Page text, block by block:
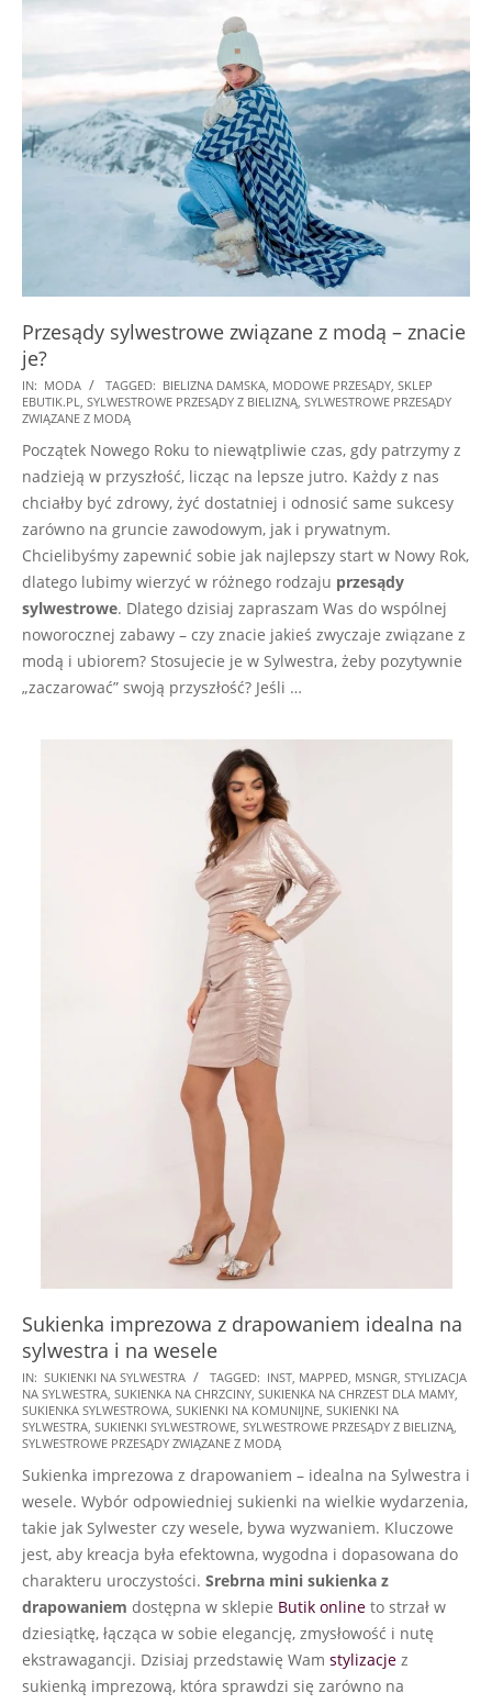
Przesądy sylwestrowe związane z modą – znacie
je?
2024-
10-
IN: MODA TAGGED: BIELIZNA DAMSKA MODOWE PRZESĄDY SKLEP
EBUTIK.PL
SYLWESTROWE PRZESĄDY Z BIELIZNĄ SYLWESTROWE PRZESĄDY
ZWIĄZANE Z MODĄ
Początek Nowego Roku to niewątpliwie czas, gdy patrzymy z
nadzieją w przyszłość, licząc na lepsze jutro. Każdy z nas
chciałby być zdrowy, żyć dostatniej i odnosić same sukcesy
zarówno na gruncie zawodowym, jak i prywatnym.
Chcielibyśmy zapewnić sobie jak najlepszy start w Nowy Rok,
dlatego lubimy wierzyć w różnego rodzaju przesądy
sylwestrowe. Dlatego dzisiaj zapraszam Was do wspólnej
noworocznej zabawy – czy znacie jakieś zwyczaje związane z
modą i ubiorem? Stosujecie je w Sylwestra, żeby pozytywnie
„zaczarować” swoją przyszłość? Jeśli …
Sukienka imprezowa z drapowaniem idealna na
sylwestra i na wesele
2024-
10-
28
IN: SUKIENKI NA SYLWESTRA TAGGED: INST MAPPED MSNGR STYLIZACJA
NA SYLWESTRA SUKIENKA NA CHRZCINY SUKIENKA NA CHRZEST DLA MAMY
SUKIENKA SYLWESTROWA SUKIENKI NA KOMUNIJNE SUKIENKI NA
SYLWESTRA SUKIENKI SYLWESTROWE SYLWESTROWE PRZESĄDY Z BIELIZNĄ
SYLWESTROWE PRZESĄDY ZWIĄZANE Z MODĄ
Sukienka imprezowa z drapowaniem – idealna na Sylwestra i
wesele. Wybór odpowiedniej sukienki na wielkie wydarzenia,
takie jak Sylwester czy wesele, bywa wyzwaniem. Kluczowe
jest, aby kreacja była efektowna, wygodna i dopasowana do
charakteru uroczystości. Srebrna mini sukienka z
drapowaniem dostępna w sklepie Butik online to strzał w
dziesiątkę, łącząca w sobie elegancję, zmysłowość i nutę
ekstrawagancji. Dzisiaj przedstawię Wam stylizacje z
sukienką imprezową, która sprawdzi się zarówno na